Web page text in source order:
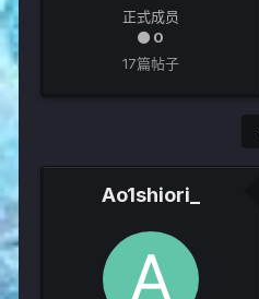
正式成员
0
17篇帖子
Ao1shiori_